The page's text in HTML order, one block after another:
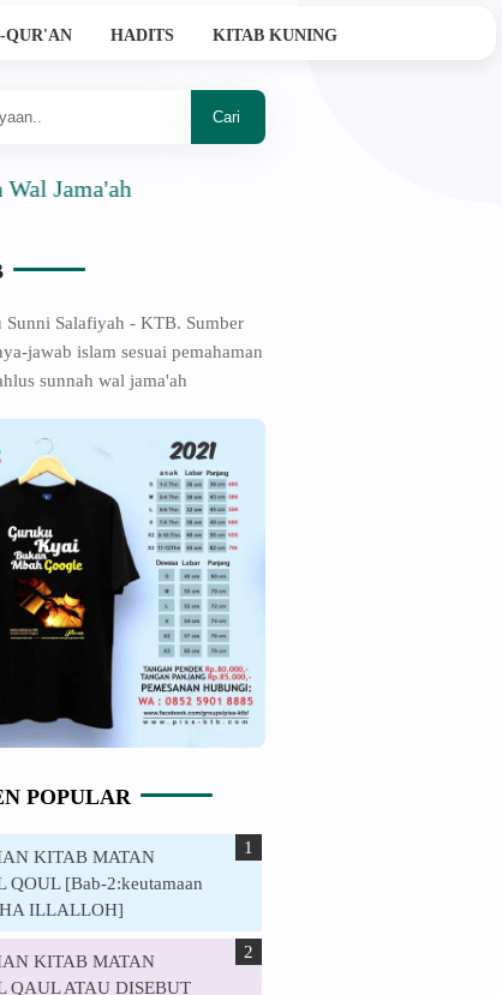
QUR'AN HADITS KITAB KUNING
Sunni Salafiyah - KTB. Sumber
jawab islam sesuai pemahaman
sunnah wal jama'ah
POPULAR
KITAB MATAN
QOUL [Bab-2:keutamaan
ILLALLOH]
KITAB MATAN
QAUL ATAU DISEBUT